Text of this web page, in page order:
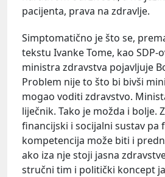
pacijenta, prava na zdravlje.
Simptomatično je što se,
tekstu Ivanke Tome, kao SDP-
ministra zdravstva pojavljuje
Problem nije to što bi bivši
mogao voditi zdravstvo.
liječnik. Tako je možda i bolje.
financijski i socijalni sustav pa
kompetencija može biti i
ako iza nje stoji jasna
stručni tim i politički koncept